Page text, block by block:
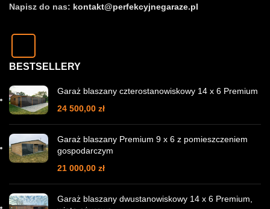
Napisz do nas: kontakt@perfekcyjnegaraze.pl
BESTSELLERY
Garaż blaszany czterostanowiskowy 14 x 6 Premium
24 500,00 zł
Garaż blaszany Premium 9 x 6 z pomieszczeniem
gospodarczym
21 000,00 zł
Garaż blaszany dwustanowiskowy 14 x 6 Premium,